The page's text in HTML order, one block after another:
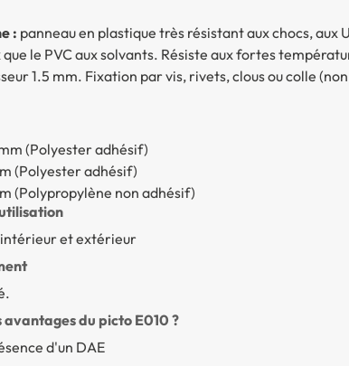
: panneau en plastique très résistant aux chocs, aux
que le PVC aux solvants. Résiste aux fortes
1.5 mm. Fixation par vis, rivets, clous ou colle
(Polyester adhésif)
(Polyester adhésif)
(Polypropylène non adhésif)
et extérieur
avantages du picto E010 ?
d'un DAE